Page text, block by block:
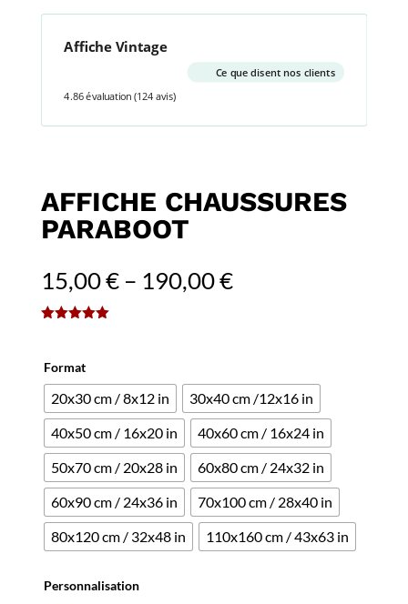
Affiche Vintage
Ce que disent nos clients
4.86 évaluation (124 avis)
AFFICHE CHAUSSURES
PARABOOT
15,00€– 190,00€
notation
client
Format
20x30 cm / 8x12 in
30x40 cm /12x16 in
40x50 cm / 16x20 in
40x60 cm / 16x24 in
50x70 cm / 20x28 in
60x80 cm / 24x32 in
60x90 cm / 24x36 in
70x100 cm / 28x40 in
80x120 cm / 32x48 in
110x160 cm / 43x63 in
Personnalisation